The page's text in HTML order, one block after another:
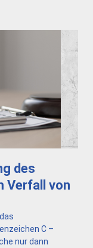
des
Verfall von
C –
nur dann